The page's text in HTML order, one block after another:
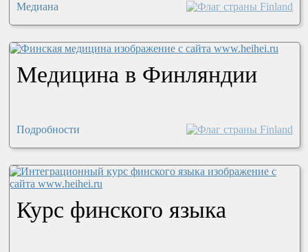
Медиана
Медицина в Финляндии
Подробности
Курс финского языка